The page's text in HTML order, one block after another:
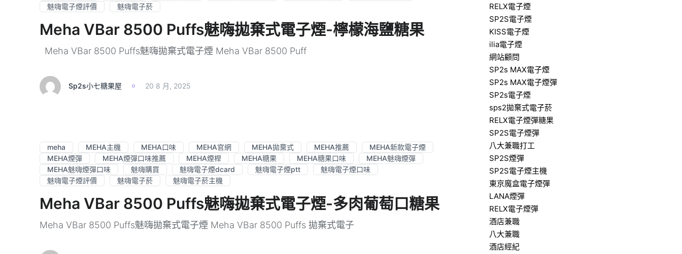
魅嗨電子煙評價
魅嗨電子菸
Meha VBar 8500 Puffs魅嗨拋棄式電子煙-檸檬海鹽糖果
Meha VBar 8500 Puffs魅嗨拋棄式電子煙 Meha VBar 8500 Puff
Sp2s小七糖果屋 20 8 月, 2025
meha MEHA主機 MEHA口味 MEHA官網 MEHA拋棄式 MEHA推薦
MEHA新款電子煙
MEHA煙彈
MEHA煙彈口味推薦 MEHA煙桿 MEHA糖果 MEHA糖果口味
MEHA魅嗨煙彈
MEHA魅嗨煙彈口味
魅嗨購買 魅嗨電子煙dcard 魅嗨電子煙ptt
魅嗨電子煙口味
魅嗨電子煙評價
魅嗨電子菸 魅嗨電子菸主機
Meha VBar 8500 Puffs魅嗨拋棄式電子煙-多肉葡萄口糖果
Meha VBar 8500 Puffs魅嗨拋棄式電子煙 Meha VBar 8500 Puffs 拋棄式電子
RELX電子煙
SP2S電子煙
KISS電子煙
ilia電子煙
網站顧問
SP2s MAX電子煙
SP2s MAX電子煙彈
SP2s電子煙
sps2拋棄式電子菸
RELX電子煙彈糖果
SP2S電子煙彈
八大兼職打工
SP2S煙彈
SP2S電子煙主機
東京魔盒電子煙彈
LANA煙彈
RELX電子煙彈
酒店兼職
八大兼職
酒店經紀